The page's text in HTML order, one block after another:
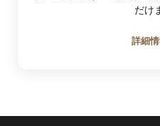
だけ
詳細